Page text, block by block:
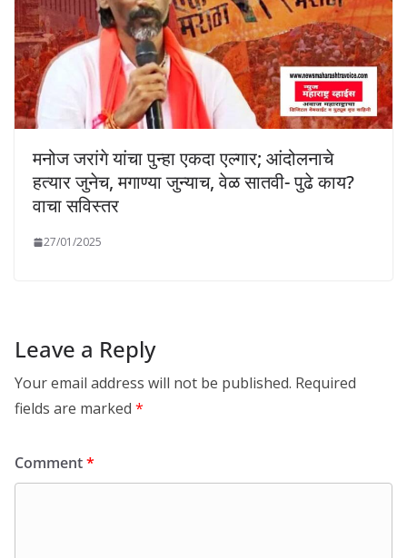
मनोज जरांगे यांचा पुन्हा एकदा एल्गार; आंदोलनाचे
हत्यार जुनेच, मगाण्या जुन्याच, वेळ सातवी- पुढे काय?
वाचा सविस्तर
27/01/2025
Leave a Reply
Your email address will not be published. Required
fields are marked *
Comment*